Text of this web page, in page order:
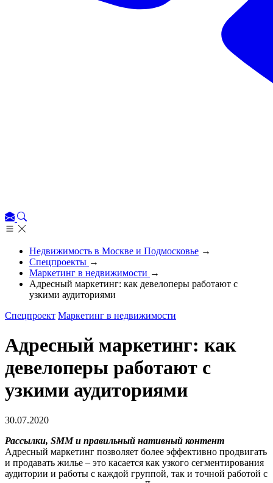
Недвижимость в Москве и Подмосковье →
Спецпроекты →
Маркетинг в недвижимости →
Адресный маркетинг: как девелоперы работают с
узкими аудиториями
Спецпроект Маркетинг в недвижимости
Адресный маркетинг: как
девелоперы работают с
узкими аудиториями
30.07.2020
Рассылки, SMMи правильный нативный контент
Адресный маркетинг позволяет более эффективно продвигать
и продавать жилье – это касается как узкого сегментирования
аудитории и работы с каждой группой, так и точной работой с